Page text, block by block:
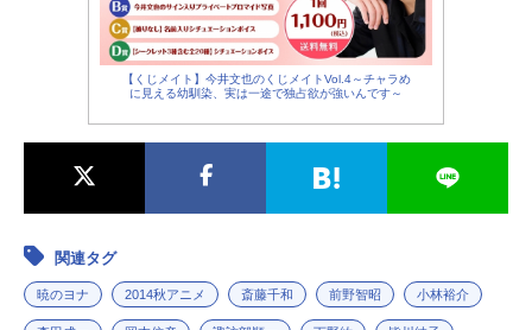
【くじメイト】今井文也のくじメイトVol.4～チャラめ
に見える幼馴染、実は一途で独占欲が強いんです～
関連タグ
暁のヨナ 2014秋アニメ 斎藤千和 前野智昭 小林裕介